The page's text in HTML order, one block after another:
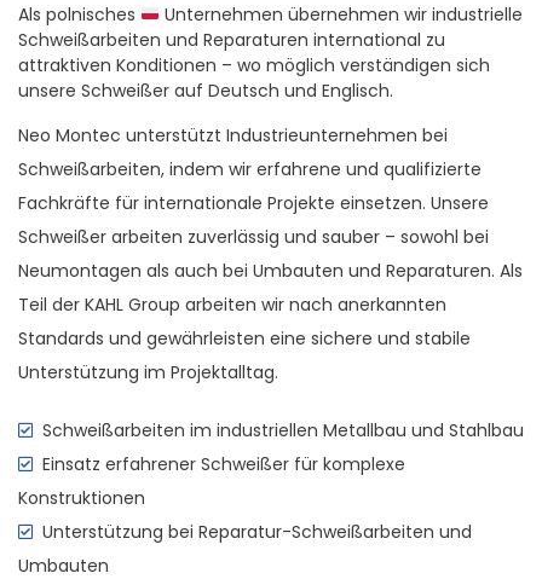
Als polnisches
Unternehmen übernehmen wir industrielle
Schweißarbeiten und Reparaturen international zu
attraktiven Konditionen – wo möglich verständigen sich
unsere Schweißer auf Deutsch und Englisch.
Neo Montec unterstützt Industrieunternehmen bei
Schweißarbeiten, indem wir erfahrene und qualifizierte
Fachkräfte für internationale Projekte einsetzen. Unsere
Schweißer arbeiten zuverlässig und sauber – sowohl bei
Neumontagen als auch bei Umbauten und Reparaturen. Als
Teil der KAHL Group arbeiten wir nach anerkannten
Standards und gewährleisten eine sichere und stabile
Unterstützung im Projektalltag.
Schweißarbeiten im industriellen Metallbau und Stahlbau
Einsatz erfahrener Schweißer für komplexe
Konstruktionen
Unterstützung bei Reparatur-Schweißarbeiten und
Umbauten